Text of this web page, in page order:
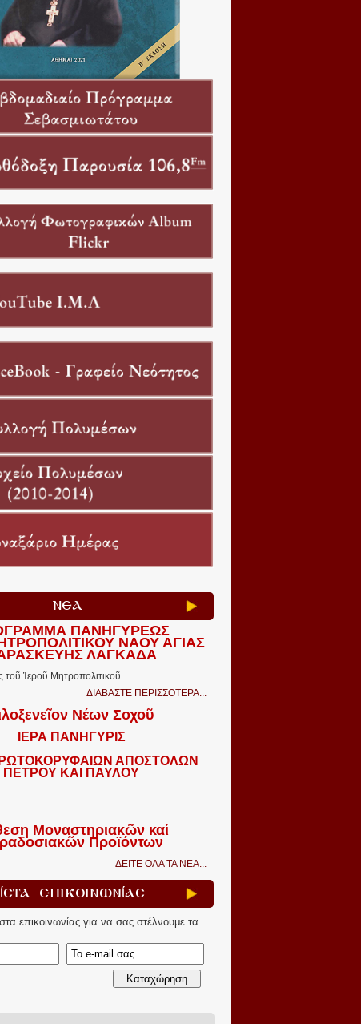
ΝΕΑ
ΠΑΝΗΓΥΡΕΩΣ
ΝΑΟΥ ΑΓΙΑΣ
ΛΑΓΚΑΔΑ
τοῦ Ἱεροῦ Μητροπολιτικοῦ...
ΔΙΑΒΑΣΤΕ ΠΕΡΙΣΣΟΤΕΡΑ...
Νέων Σοχοῦ
ΙΕΡΑ ΠΑΝΗΓΥΡΙΣ
ΑΠΟΣΤΟΛΩΝ
ΠΕΤΡΟΥ ΚΑΙ ΠΑΥΛΟΥ
Μοναστηριακῶν καί
Προϊόντων
ΔΕΙΤΕ ΟΛΑ ΤΑ ΝΕΑ...
Επικοινωνίας
επικοινωνίας για να σας στέλνουμε τα